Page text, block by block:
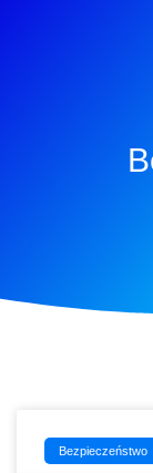
Bezpieczeństwo